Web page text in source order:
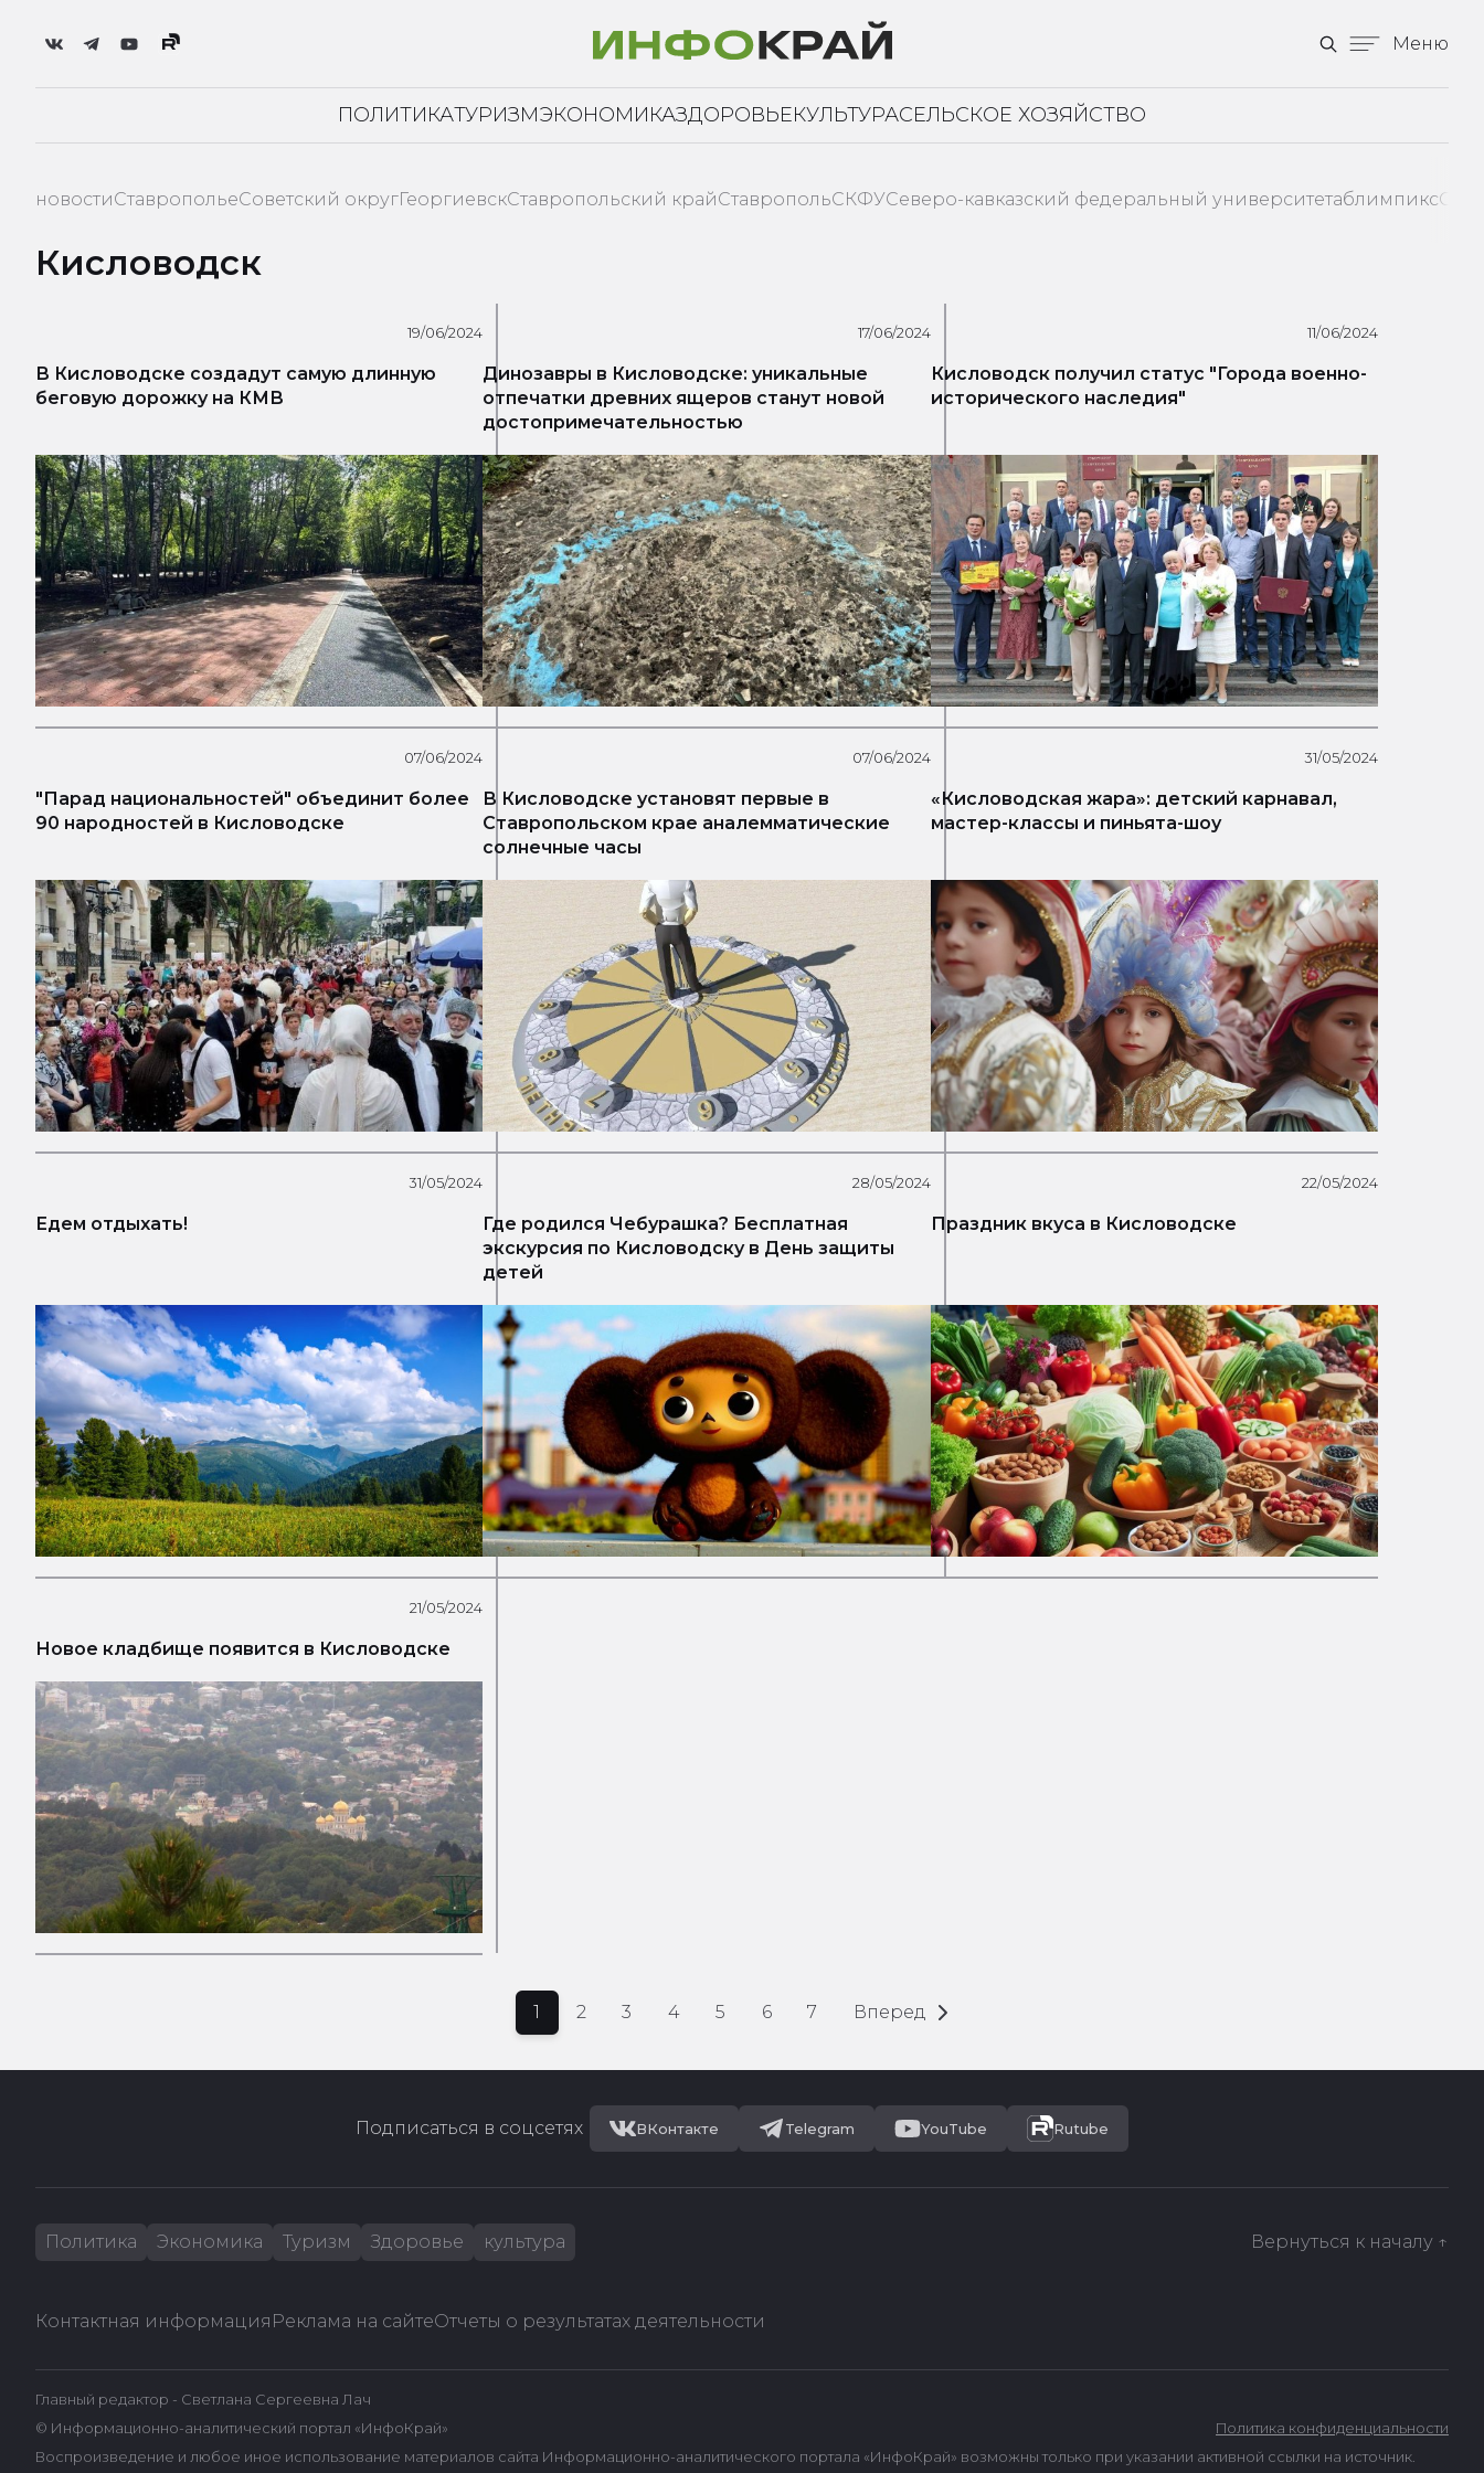
Меню
ПОЛИТИКАТУРИЗМЭКОНОМИКАЗДОРОВЬЕКУЛЬТУРАСЕЛЬСКОЕ ХОЗЯЙСТВО
новостиСтавропольеСоветский округГеоргиевскСтавропольский крайСтавропольСКФУСеверо-кавказский федеральный университетаблимпикс
Кисловодск
19/06/2024
В Кисловодске создадут самую длинную
беговую дорожку на КМВ
17/06/2024
Динозавры в Кисловодске: уникальные
отпечатки древних ящеров станут новой
достопримечательностью
11/06/2024
Кисловодск получил статус "Города военно-
исторического наследия"
07/06/2024
"Парад национальностей" объединит более
90 народностей в Кисловодске
07/06/2024
В Кисловодске установят первые в
Ставропольском крае аналемматические
солнечные часы
31/05/2024
«Кисловодская жара»: детский карнавал,
мастер-классы и пиньята-шоу
31/05/2024
Едем отдыхать!
28/05/2024
Где родился Чебурашка? Бесплатная
экскурсия по Кисловодску в День защиты
детей
22/05/2024
Праздник вкуса в Кисловодске
21/05/2024
Новое кладбище появится в Кисловодске
1 2 3 4 5 6 7 Вперед
Подписаться в соцсетях ВКонтакте Telegram YouTube Rutube
Политика Экономика Туризм Здоровье культура Вернуться к началу ↑
Контактная информация Реклама на сайтеОтчеты о результатах деятельности
Главный редактор - Светлана Сергеевна Лач
© Информационно-аналитический портал «ИнфоКрай»
Политика конфиденциальности
Воспроизведение и любое иное использование материалов сайта Информационно-аналитического портала «ИнфоКрай» возможны только при указании активной ссылки на источник.